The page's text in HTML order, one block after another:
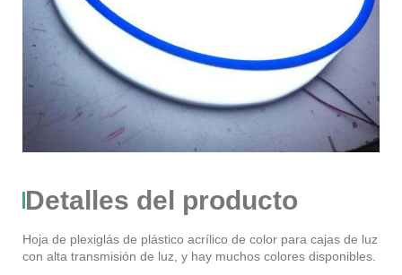
Detalles del producto
Hoja de plexiglás de plástico acrílico de color para cajas de luz
con alta transmisión de luz, y hay muchos colores disponibles.